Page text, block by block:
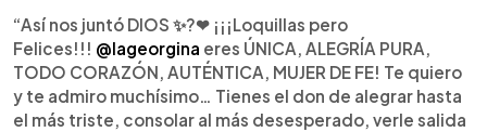
“Así nos juntó DIOS ✨?❤ ¡¡¡Loquillas pero
Felices!!! @lageorgina eres ÚNICA, ALEGRÍA PURA,
TODO CORAZÓN, AUTÉNTICA, MUJER DE FE! Te quiero
y te admiro muchísimo… Tienes el don de alegrar hasta
el más triste, consolar al más desesperado, verle salida